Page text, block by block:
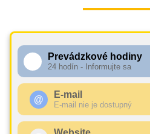
Prevádzkové hodiny
24 hodín - Informujte sa
@ E-mail
E-mail nie je dostupný